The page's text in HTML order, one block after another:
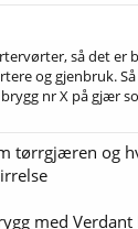
så det
og gjenbruk.
nr X på gjær
tørrgjæren og
med